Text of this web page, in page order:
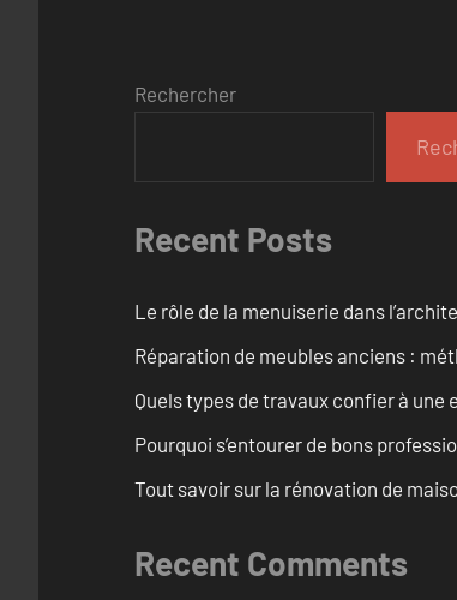
Rechercher
Recent Posts
Le rôle de la menuiserie dans
Réparation de meubles anciens :
Quels types de travaux confier à une
Pourquoi s’entourer de bons
Tout savoir sur la rénovation de
Recent Comments